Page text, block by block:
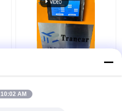
10:02 AM